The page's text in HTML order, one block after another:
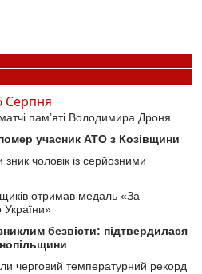
Серпня
пам’яті Володимира Дроня
учасник АТО з Козівщини
зник чоловік із серйозними
отримав медаль «За
України»
безвісти: підтвердилася
черговий температурний рекорд